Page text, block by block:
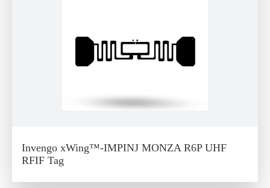
Invengo xWing™-IMPINJ MONZA R6P UHF
RFIF Tag